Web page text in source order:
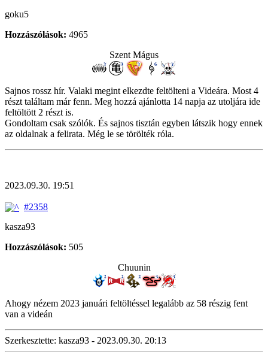
goku5
Hozzászólások: 4965
Szent Mágus
Sajnos rossz hír. Valaki megint elkezdte feltölteni a Videára. Most 4
részt találtam már fenn. Meg hozzá ajánlotta 14 napja az utoljára ide
feltöltött 2 részt is.
Gondoltam csak szólók. És sajnos tisztán egyben látszik hogy ennek
az oldalnak a felirata. Még le se törölték róla.
2023.09.30. 19:51
#2358
kasza93
Hozzászólások: 505
Chuunin
Ahogy nézem 2023 januári feltöltéssel legalább az 58 részig fent
van a videán
Szerkesztette: kasza93 - 2023.09.30. 20:13